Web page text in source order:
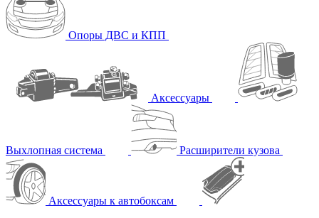
Опоры ДВС и КПП
Аксессуары
Выхлопная система Расширители кузова
Аксессуары к автобоксам